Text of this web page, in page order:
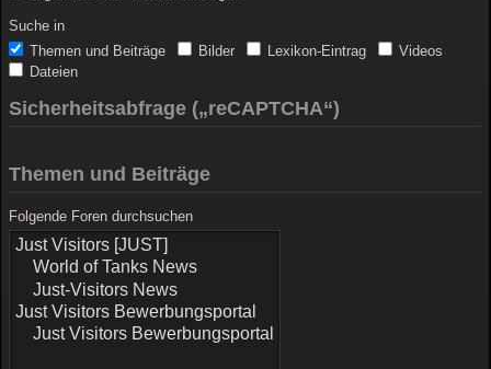
Suche in
Themen und Beiträge
Bilder Lexikon-Eintrag
Videos
Dateien
Sicherheitsabfrage („reCAPTCHA“)
Themen und Beiträge
Folgende Foren durchsuchen